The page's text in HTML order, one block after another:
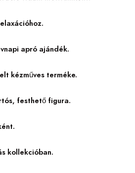
apró ajándék.
kézműves terméke.
festhető figura.
kollekcióban.